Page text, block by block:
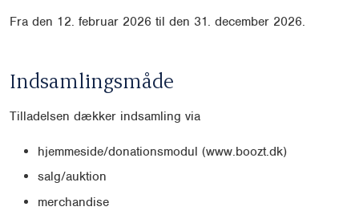
Fra den 12. februar 2026 til den 31. december 2026.
Indsamlingsmåde
Tilladelsen dækker indsamling via
hjemmeside/donationsmodul (www.boozt.dk)
salg/auktion
merchandise